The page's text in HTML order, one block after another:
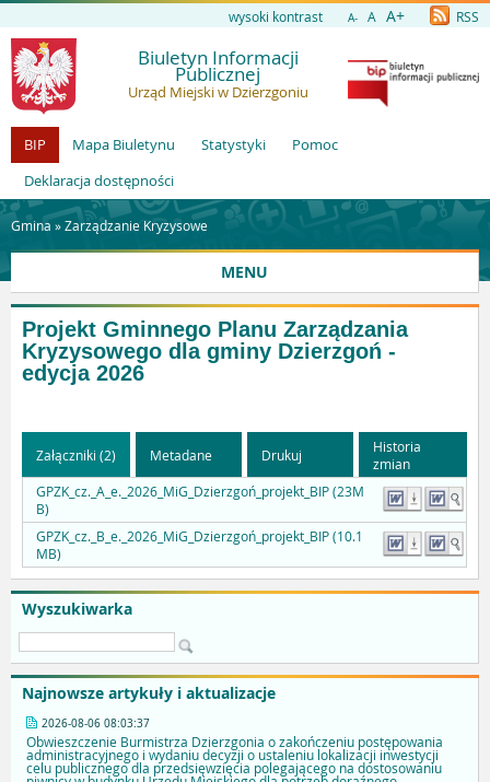
wysoki kontrast A- A A+ RSS
Biuletyn Informacji
Publicznej
Urząd Miejski w Dzierzgoniu
BIP Mapa Biuletynu Statystyki
Pomoc
Deklaracja dostępności
Gmina »Zarządzanie Kryzysowe
MENU
Wyszukiwarka
Najnowsze artykuły i aktualizacje
2026-08-06 08:03:37
Obwieszczenie Burmistrza Dzierzgonia o zakończeniu postępowania
administracyjnego i wydaniu decyzji o ustaleniu lokalizacji inwestycji
celu publicznego dla przedsięwzięcia polegającego na dostosowaniu
Projekt Gminnego Planu Zarządzania
Kryzysowego dla gminy Dzierzgoń -
edycja 2026
Załączniki (2) Metadane Drukuj
Historia
zmian
GPZK_cz._A_e._2026_MiG_Dzierzgoń_projekt_BIP (23M
B)
GPZK_cz._B_e._2026_MiG_Dzierzgoń_projekt_BIP (10.1
MB)